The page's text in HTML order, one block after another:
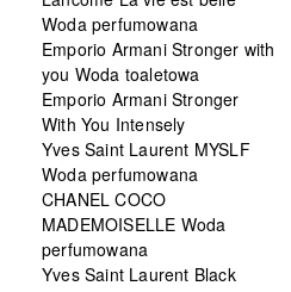
Woda perfumowana
Emporio Armani Stronger with
you Woda toaletowa
Emporio Armani Stronger
With You Intensely
Yves Saint Laurent MYSLF
Woda perfumowana
CHANEL COCO
MADEMOISELLE Woda
perfumowana
Yves Saint Laurent Black